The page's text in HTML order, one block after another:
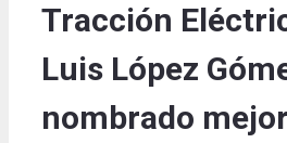
Tracción
Luis López
nombrado